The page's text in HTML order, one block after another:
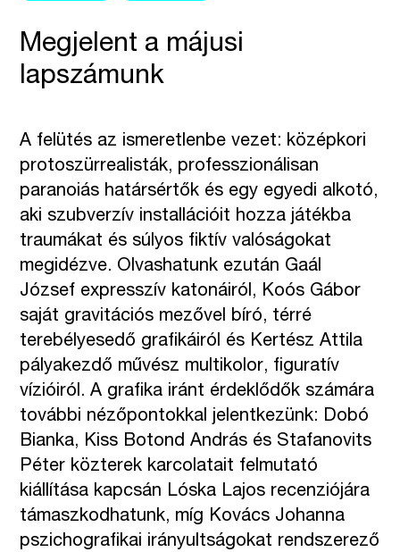
Megjelent a májusi
lapszámunk
A felütés az ismeretlenbe vezet: középkori
protoszürrealisták, professzionálisan
paranoiás határsértők és egy egyedi alkotó,
aki szubverzív installációit hozza játékba
traumákat és súlyos fiktív valóságokat
megidézve. Olvashatunk ezután Gaál
József expresszív katonáiról, Koós Gábor
saját gravitációs mezővel bíró, térré
terebélyesedő grafikáiról és Kertész Attila
pályakezdő művész multikolor, figuratív
vízióiról. A grafika iránt érdeklődők számára
további nézőpontokkal jelentkezünk: Dobó
Bianka, Kiss Botond András és Stafanovits
Péter közterek karcolatait felmutató
kiállítása kapcsán Lóska Lajos recenziójára
támaszkodhatunk, míg Kovács Johanna
pszichografikai irányultságokat rendszerező